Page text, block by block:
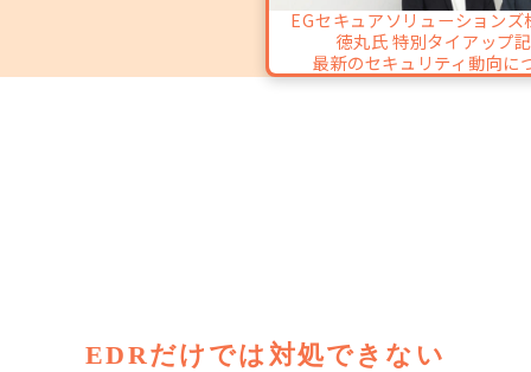
EGセキュアソリューションズ
徳丸氏 特別タイアップ
最新のセキュリティ動向に
EDRだけでは対処できない